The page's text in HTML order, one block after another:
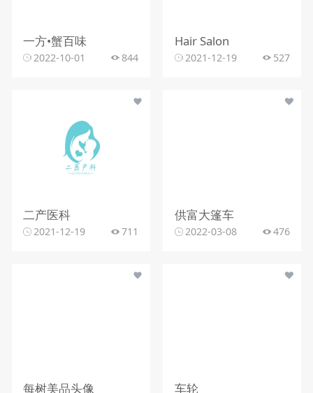
一方•蟹百味
2022-10-01 844
Hair Salon
2021-12-19 527
二产医科
2021-12-19 711
供富大篷车
2022-03-08 476
每树美品头像 车轮